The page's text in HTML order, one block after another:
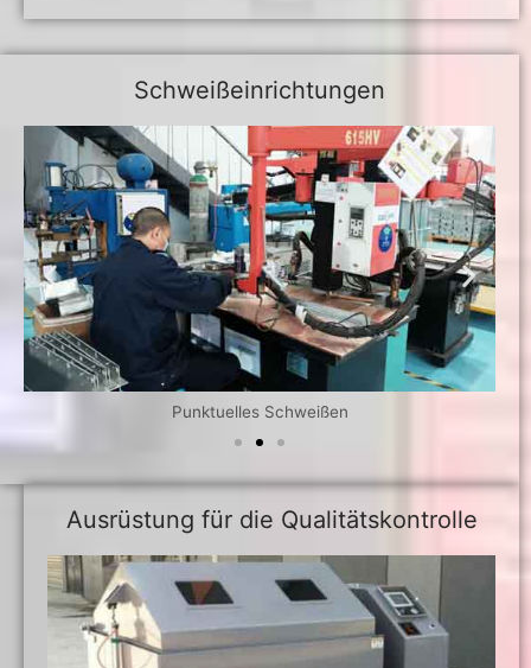
Schweißeinrichtungen
Punktuelles Schweißen
Ausrüstung für die Qualitätskontrolle